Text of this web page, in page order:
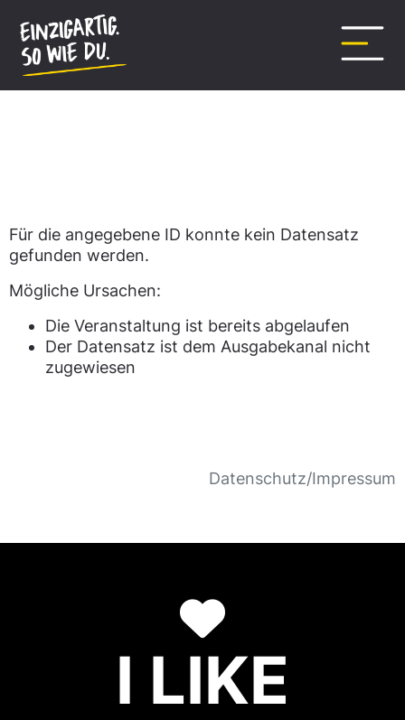
springen
Für die angegebene ID konnte kein Datensatz
gefunden werden.
Mögliche Ursachen:
Die Veranstaltung ist bereits abgelaufen
Der Datensatz ist dem Ausgabekanal nicht
zugewiesen
Datenschutz/Impressum
I LIKE